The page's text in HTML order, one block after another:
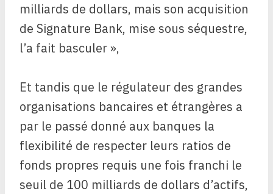
milliards de dollars, mais son acquisition
de Signature Bank, mise sous séquestre,
l’a fait basculer »,
Et tandis que le régulateur des grandes
organisations bancaires et étrangères a
par le passé donné aux banques la
flexibilité de respecter leurs ratios de
fonds propres requis une fois franchi le
seuil de 100 milliards de dollars d’actifs,